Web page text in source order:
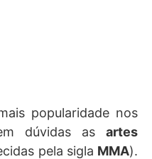
popularidade nos
dúvidas as artes
pela sigla MMA).